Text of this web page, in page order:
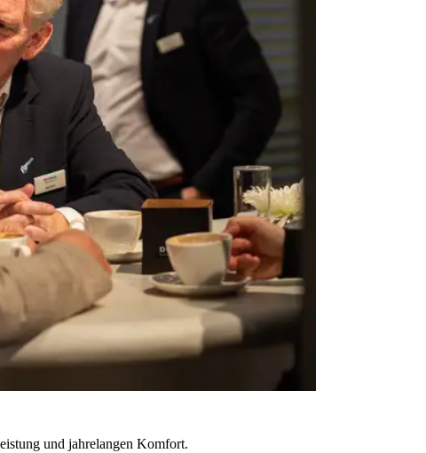
und jahrelangen Komfort.